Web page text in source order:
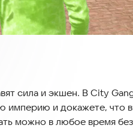
сила и экшен. В City
империю и докажете, что
можно в любое время